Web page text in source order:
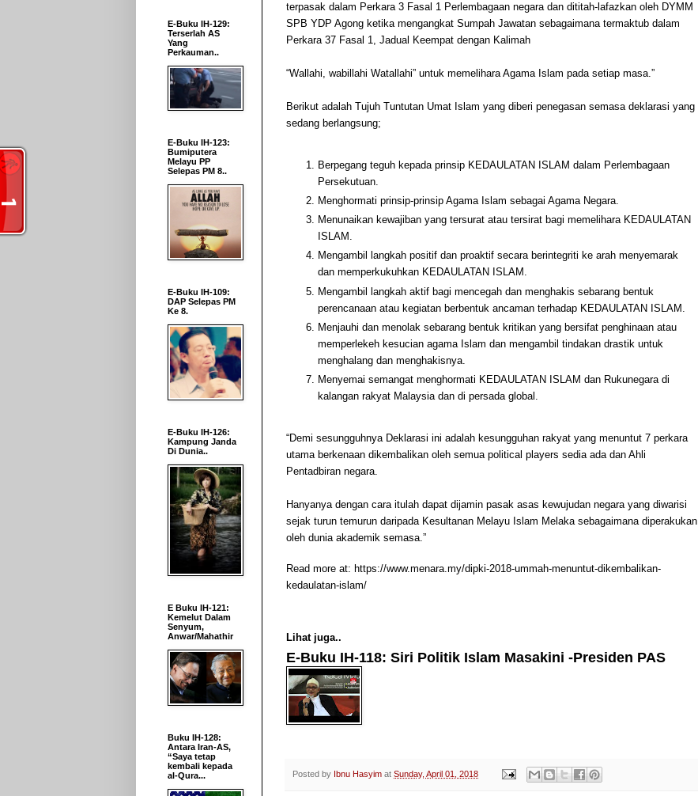
terpasak dalam Perkara 3 Fasal 1 Perlembagaan negara dan dititah-lafazkan oleh DYMM
SPB YDP Agong ketika mengangkat Sumpah Jawatan sebagaimana termaktub dalam
Perkara 37 Fasal 1, Jadual Keempat dengan Kalimah
“Wallahi, wabillahi Watallahi” untuk memelihara Agama Islam pada setiap masa.”
Berikut adalah Tujuh Tuntutan Umat Islam yang diberi penegasan semasa deklarasi yang
sedang berlangsung;
Berpegang teguh kepada prinsip KEDAULATAN ISLAM dalam Perlembagaan
Persekutuan.
Menghormati prinsip-prinsip Agama Islam sebagai Agama Negara.
Menunaikan kewajiban yang tersurat atau tersirat bagi memelihara KEDAULATAN
ISLAM.
Mengambil langkah positif dan proaktif secara berintegriti ke arah menyemarak
dan memperkukuhkan KEDAULATAN ISLAM.
Mengambil langkah aktif bagi mencegah dan menghakis sebarang bentuk
perencanaan atau kegiatan berbentuk ancaman terhadap KEDAULATAN ISLAM.
Menjauhi dan menolak sebarang bentuk kritikan yang bersifat penghinaan atau
memperlekeh kesucian agama Islam dan mengambil tindakan drastik untuk
menghalang dan menghakisnya.
Menyemai semangat menghormati KEDAULATAN ISLAM dan Rukunegara di
kalangan rakyat Malaysia dan di persada global.
“Demi sesungguhnya Deklarasi ini adalah kesungguhan rakyat yang menuntut 7 perkara
utama berkenaan dikembalikan oleh semua political players sedia ada dan Ahli
Pentadbiran negara.
Hanyanya dengan cara itulah dapat dijamin pasak asas kewujudan negara yang diwarisi
sejak turun temurun daripada Kesultanan Melayu Islam Melaka sebagaimana diperakukan
oleh dunia akademik semasa.”
Read more at: https://www.menara.my/dipki-2018-ummah-menuntut-dikembalikan-
kedaulatan-islam/
Lihat juga..
E-Buku IH-118: Siri Politik Islam Masakini -Presiden PAS
Posted by Ibnu Hasyim at Sunday, April 01, 2018
E-Buku IH-129:
Terserlah AS
Yang
Perkauman..
E-Buku IH-123:
Bumiputera
Melayu PP
Selepas PM 8..
E-Buku IH-109:
DAP Selepas PM
Ke 8.
E-Buku IH-126:
Kampung Janda
Di Dunia..
E Buku IH-121:
Kemelut Dalam
Senyum,
Anwar/Mahathir
Buku IH-128:
Antara Iran-AS,
“Saya tetap
kembali kepada
al-Qura...